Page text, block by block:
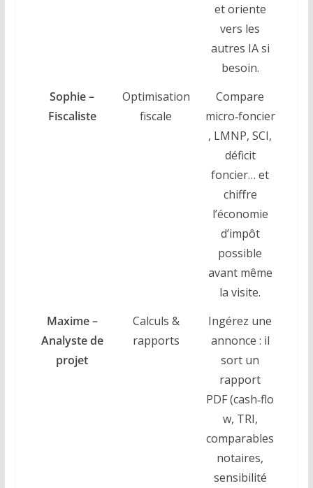
et oriente
vers les
autres IA si
besoin.
Sophie –
Fiscaliste
Optimisation
fiscale
Compare
micro‑foncier
, LMNP, SCI,
déficit
foncier… et
chiffre
l’économie
d’impôt
possible
avant même
la visite.
Maxime –
Analyste de
projet
Calculs &
rapports
Ingérez une
annonce : il
sort un
rapport
PDF (cash‑flo
w, TRI,
comparables
notaires,
sensibilité